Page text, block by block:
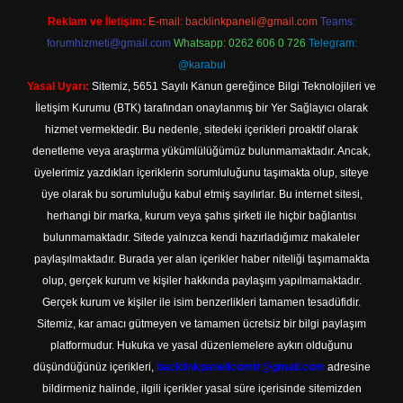
Reklam ve İletişim: E-mail: backlinkpaneli@gmail.com Teams:
forumhizmeti@gmail.com Whatsapp: 0262 606 0 726 Telegram:
@karabul
Yasal Uyarı: Sitemiz, 5651 Sayılı Kanun gereğince Bilgi Teknolojileri ve
İletişim Kurumu (BTK) tarafından onaylanmış bir Yer Sağlayıcı olarak
hizmet vermektedir. Bu nedenle, sitedeki içerikleri proaktif olarak
denetleme veya araştırma yükümlülüğümüz bulunmamaktadır. Ancak,
üyelerimiz yazdıkları içeriklerin sorumluluğunu taşımakta olup, siteye
üye olarak bu sorumluluğu kabul etmiş sayılırlar. Bu internet sitesi,
herhangi bir marka, kurum veya şahıs şirketi ile hiçbir bağlantısı
bulunmamaktadır. Sitede yalnızca kendi hazırladığımız makaleler
paylaşılmaktadır. Burada yer alan içerikler haber niteliği taşımamakta
olup, gerçek kurum ve kişiler hakkında paylaşım yapılmamaktadır.
Gerçek kurum ve kişiler ile isim benzerlikleri tamamen tesadüfidir.
Sitemiz, kar amacı gütmeyen ve tamamen ücretsiz bir bilgi paylaşım
platformudur. Hukuka ve yasal düzenlemelere aykırı olduğunu
düşündüğünüz içerikleri, backlinkpanelicomtr@gmail.com adresine
bildirmeniz halinde, ilgili içerikler yasal süre içerisinde sitemizden